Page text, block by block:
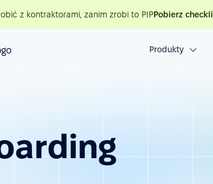
z kontraktorami, zanim zrobi to PIPPobierz
Produkty